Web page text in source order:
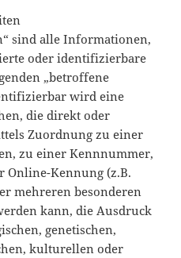
sind alle Informationen,
oder identifizierbare
„betroffene
wird eine
die direkt oder
Zuordnung zu einer
zu einer Kennnummer,
Online-Kennung (z.B.
mehreren besonderen
kann, die Ausdruck
genetischen,
kulturellen oder